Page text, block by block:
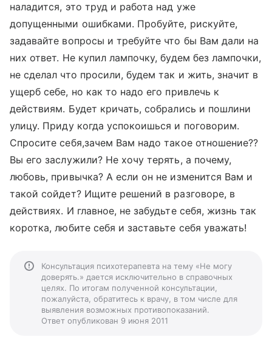
наладится, это труд и работа над уже
допущенными ошибками. Пробуйте, рискуйте,
задавайте вопросы и требуйте что бы Вам дали на
них ответ. Не купил лампочку, будем без лампочки,
не сделал что просили, будем так и жить, значит в
ущерб себе, но как то надо его привлечь к
действиям. Будет кричать, собрались и пошлини
улицу. Приду когда успокоишься и поговорим.
Спросите себя,зачем Вам надо такое отношение??
Вы его заслужили? Не хочу терять, а почему,
любовь, привычка? А если он не изменится Вам и
такой сойдет? Ищите решений в разговоре, в
действиях. И главное, не забудьте себя, жизнь так
коротка, любите себя и заставьте себя уважать!
Консультация психотерапевта на тему «Не могу
доверять.» дается исключительно в справочных
целях. По итогам полученной консультации,
пожалуйста, обратитесь к врачу, в том числе для
выявления возможных противопоказаний.
Ответ опубликован 9 июня 2011